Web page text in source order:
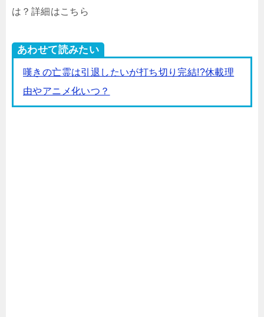
は？詳細はこちら
あわせて読みたい
嘆きの亡霊は引退したいが打ち切り完結!?休載理
由やアニメ化いつ？